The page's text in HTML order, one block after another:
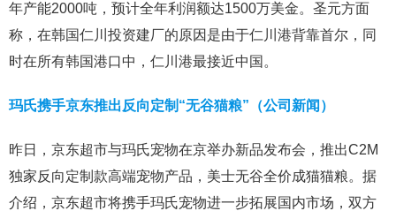
年产能2000吨，预计全年利润额达1500万美金。圣元方面
称，在韩国仁川投资建厂的原因是由于仁川港背靠首尔，同
时在所有韩国港口中，仁川港最接近中国。
玛氏携手京东推出反向定制“无谷猫粮”（公司新闻）
昨日，京东超市与玛氏宠物在京举办新品发布会，推出C2M
独家反向定制款高端宠物产品，美士无谷全价成猫猫粮。据
介绍，京东超市将携手玛氏宠物进一步拓展国内市场，双方